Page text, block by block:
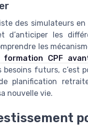
des simulateurs
d’anticiper les
les
formation CPF
besoins futurs, c’est
planification
nouvelle vie.